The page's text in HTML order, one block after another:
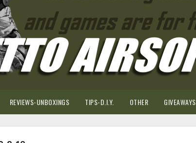
REVIEWS-UNBOXINGS TIPS-D.I.Y. OTHER GIVEAWAYS